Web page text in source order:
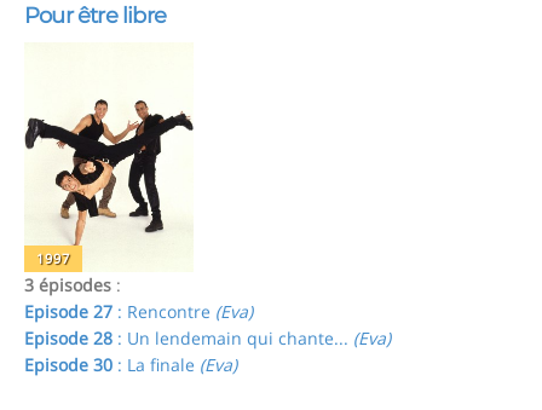
Pour être libre
1997
3 épisodes :
Episode 27 : Rencontre (Eva)
Episode 28 : Un lendemain qui chante... (Eva)
Episode 30 : La finale (Eva)